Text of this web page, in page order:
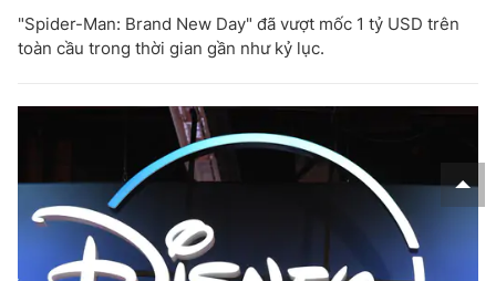
"Spider-Man: Brand New Day" đã vượt mốc 1 tỷ USD trên
toàn cầu trong thời gian gần như kỷ lục.